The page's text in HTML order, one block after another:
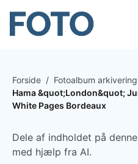
Forside / Fotoalbum arkivering
Hama &quot;London&quot;
White Pages Bordeaux
Dele af indholdet på
med hjælp fra AI.